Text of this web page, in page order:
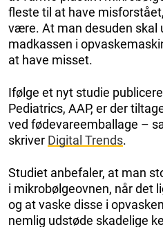
fleste til at have
være. At man desuden skal
madkassen i
at have misset.
Ifølge et nyt studie
Pediatrics, AAP, er der
ved fødevareemballage –
skriver Digital Trends.
Studiet anbefaler, at man
i mikrobølgeovnen, når det
og at vaske disse i
nemlig udstøde skadelige